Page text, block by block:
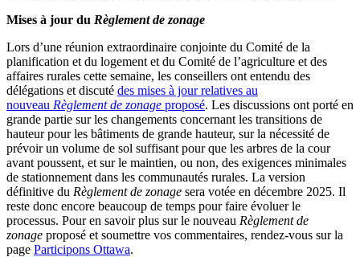
Mises à jour du Règlement de zonage
Lors d’une réunion extraordinaire conjointe du Comité de la
planification et du logement et du Comité de l’agriculture et des
affaires rurales cette semaine, les conseillers ont entendu des
délégations et discuté des mises à jour relatives au
nouveau Règlement de zonage proposé. Les discussions ont porté en
grande partie sur les changements concernant les transitions de
hauteur pour les bâtiments de grande hauteur, sur la nécessité de
prévoir un volume de sol suffisant pour que les arbres de la cour
avant poussent, et sur le maintien, ou non, des exigences minimales
de stationnement dans les communautés rurales. La version
définitive du Règlement de zonage sera votée en décembre 2025. Il
reste donc encore beaucoup de temps pour faire évoluer le
processus. Pour en savoir plus sur le nouveau Règlement de
zonage proposé et soumettre vos commentaires, rendez-vous sur la
page Participons Ottawa.